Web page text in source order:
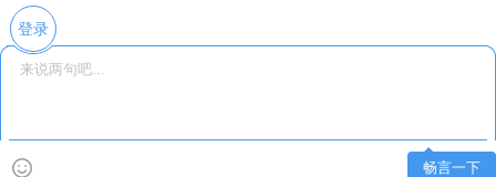
登录
畅言一下